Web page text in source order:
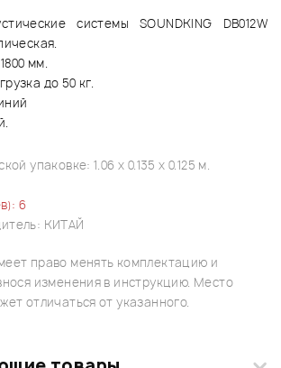
системы SOUNDKING DB012W
мм.
до 50 кг.
упаковке: 1.06 x 0.135 x 0.125 м.
6
КИТАЙ
право менять комплектацию и
изменения в инструкцию. Место
отличаться от указанного.